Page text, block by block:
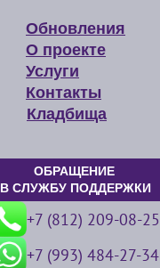
Обновления
О проекте
Услуги
Контакты
Кладбища
ОБРАЩЕНИЕ
В СЛУЖБУ ПОДДЕРЖКИ
+7 (812) 209-08-25
+7 (993) 484-27-34